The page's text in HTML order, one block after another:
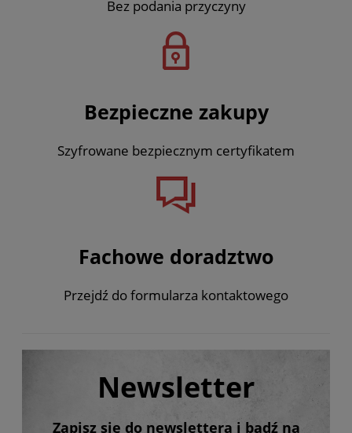
Bez podania przyczyny
Bezpieczne zakupy
Szyfrowane bezpiecznym certyfikatem
Fachowe doradztwo
Przejdź do formularza kontaktowego
Newsletter
Zapisz się do newslettera i bądź na